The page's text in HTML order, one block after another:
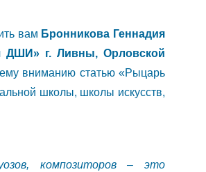
вам Бронникова Геннадия
ДШИ» г. Ливны, Орловской
вниманию статью «Рыцарь
школы, школы искусств,
композиторов – это